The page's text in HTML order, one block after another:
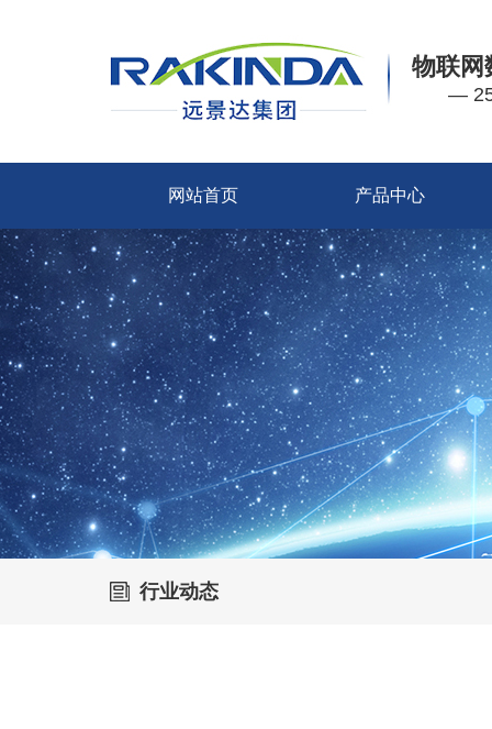
物联网
—
网站首页 产品中心
行业动态